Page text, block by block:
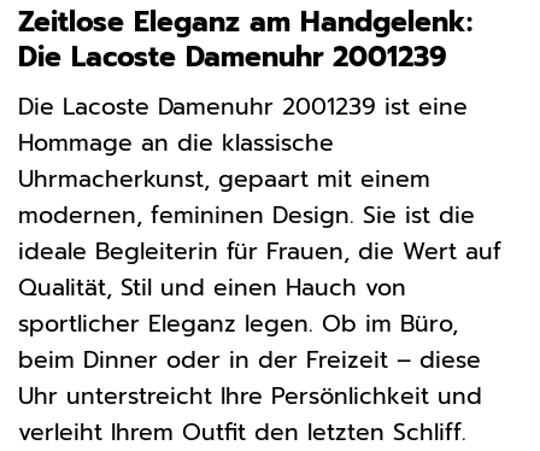
Zeitlose Eleganz am Handgelenk:
Die Lacoste Damenuhr 2001239
Die Lacoste Damenuhr 2001239 ist eine
Hommage an die klassische
Uhrmacherkunst, gepaart mit einem
modernen, femininen Design. Sie ist die
ideale Begleiterin für Frauen, die Wert auf
Qualität, Stil und einen Hauch von
sportlicher Eleganz legen. Ob im Büro,
beim Dinner oder in der Freizeit – diese
Uhr unterstreicht Ihre Persönlichkeit und
verleiht Ihrem Outfit den letzten Schliff.